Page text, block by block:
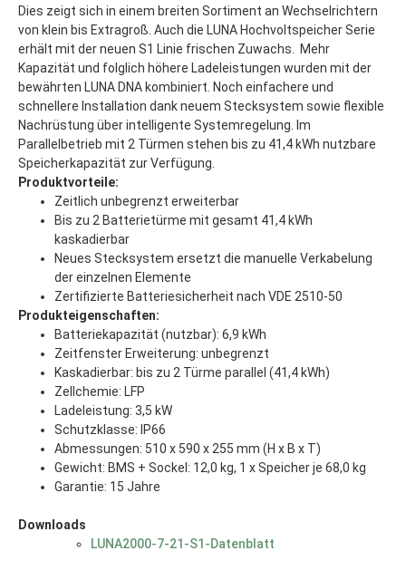
Dies zeigt sich in einem breiten Sortiment an Wechselrichtern
von klein bis Extragroß. Auch die LUNA Hochvoltspeicher Serie
erhält mit der neuen S1 Linie frischen Zuwachs. Mehr
Kapazität und folglich höhere Ladeleistungen wurden mit der
bewährten LUNA DNA kombiniert. Noch einfachere und
schnellere Installation dank neuem Stecksystem sowie flexible
Nachrüstung über intelligente Systemregelung. Im
Parallelbetrieb mit 2 Türmen stehen bis zu 41,4 kWh nutzbare
Speicherkapazität zur Verfügung.
Produktvorteile:
Zeitlich unbegrenzt erweiterbar
Bis zu 2 Batterietürme mit gesamt 41,4 kWh
kaskadierbar
Neues Stecksystem ersetzt die manuelle Verkabelung
der einzelnen Elemente
Zertifizierte Batteriesicherheit nach VDE 2510-50
Produkteigenschaften:
Batteriekapazität (nutzbar): 6,9 kWh
Zeitfenster Erweiterung: unbegrenzt
Kaskadierbar: bis zu 2 Türme parallel (41,4 kWh)
Zellchemie: LFP
Ladeleistung: 3,5 kW
Schutzklasse: IP66
Abmessungen: 510 x 590 x 255 mm (H x B x T)
Gewicht: BMS + Sockel: 12,0 kg, 1 x Speicher je 68,0 kg
Garantie: 15 Jahre
Downloads
LUNA2000-7-21-S1-Datenblatt